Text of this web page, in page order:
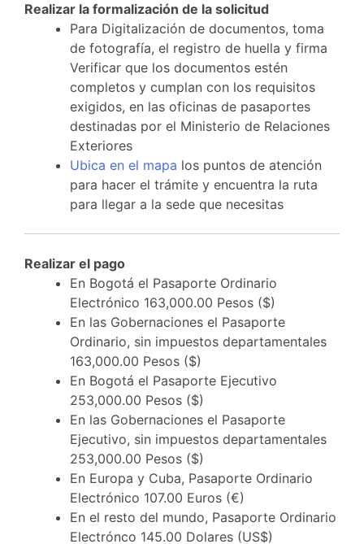
Realizar la formalización de la solicitud
Para Digitalización de documentos, toma
de fotografía, el registro de huella y firma
Verificar que los documentos estén
completos y cumplan con los requisitos
exigidos, en las oficinas de pasaportes
destinadas por el Ministerio de Relaciones
Exteriores
Ubica en el mapa los puntos de atención
para hacer el trámite y encuentra la ruta
para llegar a la sede que necesitas
Realizar el pago
En Bogotá el Pasaporte Ordinario
Electrónico 163,000.00 Pesos ($)
En las Gobernaciones el Pasaporte
Ordinario, sin impuestos departamentales
163,000.00 Pesos ($)
En Bogotá el Pasaporte Ejecutivo
253,000.00 Pesos ($)
En las Gobernaciones el Pasaporte
Ejecutivo, sin impuestos departamentales
253,000.00 Pesos ($)
En Europa y Cuba, Pasaporte Ordinario
Electrónico 107.00 Euros (€)
En el resto del mundo, Pasaporte Ordinario
Electrónco 145.00 Dolares (US$)